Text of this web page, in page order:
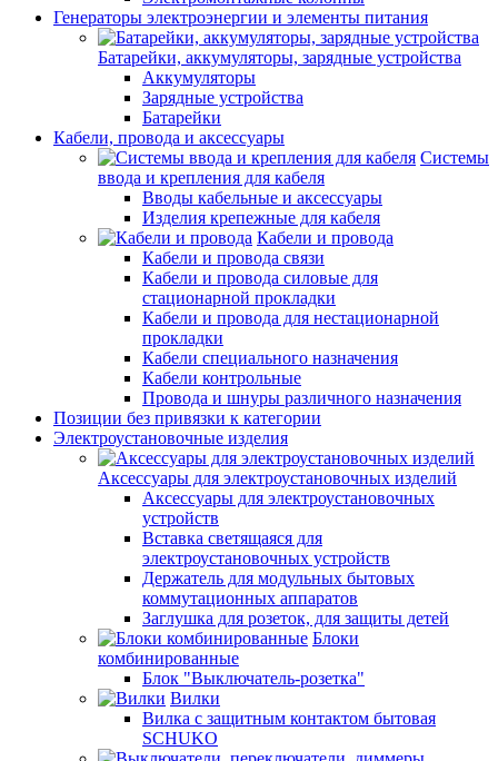
Генераторы электроэнергии и элементы питания
Батарейки, аккумуляторы, зарядные устройства
Аккумуляторы
Зарядные устройства
Батарейки
Кабели, провода и аксессуары
Системы
ввода и крепления для кабеля
Вводы кабельные и аксессуары
Изделия крепежные для кабеля
Кабели и провода
Кабели и провода связи
Кабели и провода силовые для
стационарной прокладки
Кабели и провода для нестационарной
прокладки
Кабели специального назначения
Кабели контрольные
Провода и шнуры различного назначения
Позиции без привязки к категории
Электроустановочные изделия
Аксессуары для электроустановочных изделий
Аксессуары для электроустановочных
устройств
Вставка светящаяся для
электроустановочных устройств
Держатель для модульных бытовых
коммутационных аппаратов
Заглушка для розеток, для защиты детей
Блоки
комбинированные
Блок "Выключатель-розетка"
Вилки
Вилка с защитным контактом бытовая
SCHUKO